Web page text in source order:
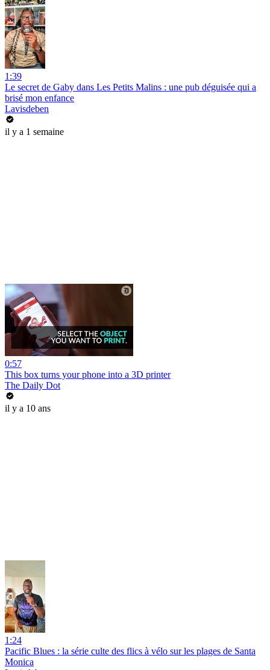
1:39
Le secret de Gaby dans Les Petits Malins : une pub déguisée qui a
brisé mon enfance
Lavisdeben
il y a 1 semaine
0:57
This box turns your phone into a 3D printer
The Daily Dot
il y a 10 ans
1:24
Pacific Blues : la série culte des flics à vélo sur les plages de Santa
Monica